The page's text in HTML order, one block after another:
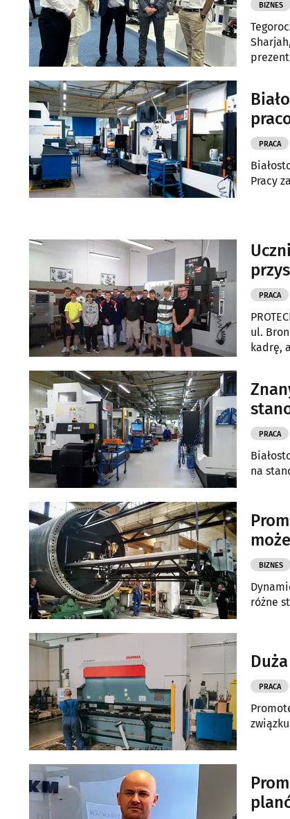
BIZNES
PRACA
Pracy
PRACA
ul.
kadrę,
PRACA
na
BIZNES
różne
PRACA